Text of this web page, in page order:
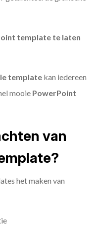
template te laten
template kan iedereen
mooie PowerPoint
van
het maken van